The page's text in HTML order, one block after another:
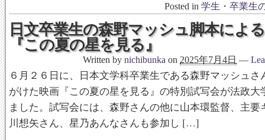
Posted in 学生・卒業生
日文卒業生の森野マッシュ脚本によ
『この夏の星を見る』
Written by nichibunka on 2025年7月4日 —
６月２６日に、日本文学科卒業生である森野マッシュさ
がけた映画『この夏の星を見る』の特別試写会が法政大
ました。試写会には、森野さんの他に山本環監督、主要
川想矢さん、星乃あんなさんも参加し […]